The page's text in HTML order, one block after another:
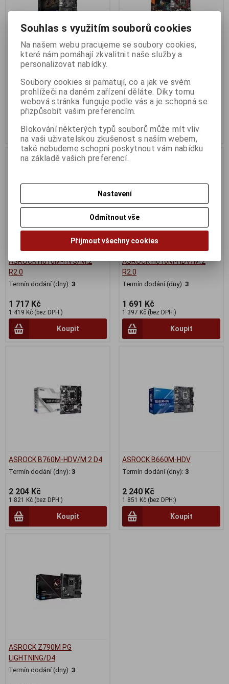
GIGABYTE B760M H DDR4
2 433 Kč
2 010 Kč (bez DPH:)
Koupit
Termín dodání (dny):3
2 522 Kč
2 084 Kč (bez DPH:)
Koupit
ASROCK H610M-HVS/M.2
R2.0
Termín dodání (dny): 3
1 717 Kč
1 419 Kč (bez DPH:)
Koupit
ASROCK H610M-HDV/M.2
R2.0
Termín dodání (dny): 3
1 691 Kč
1 397 Kč (bez DPH:)
Koupit
ASROCK B760M-HDV/M.2 D4
Termín dodání (dny): 3
2 204 Kč
1 821 Kč (bez DPH:)
Koupit
ASROCK B660M-HDV
Termín dodání (dny): 3
2 240 Kč
1 851 Kč (bez DPH:)
Koupit
ASROCK Z790M PG
LIGHTNING/D4
Termín dodání (dny): 3
Souhlas s využitím souborů cookies
Na našem webu pracujeme se soubory cookies,
které nám pomáhají zkvalitnit naše služby a
personalizovat nabídky.
Soubory cookies si pamatují, co a jak ve svém
prohlížeči na daném zařízení děláte. Díky tomu
webová stránka funguje podle vás a je schopná se
přizpůsobit vašim preferencím.
Blokování některých typů souborů může mít vliv
na vaši uživatelskou zkušenost s naším webem,
také nebudeme schopni poskytnout vám nabídku
na základě vašich preferencí.
Nastavení
Odmítnout vše
Přijmout všechny cookies